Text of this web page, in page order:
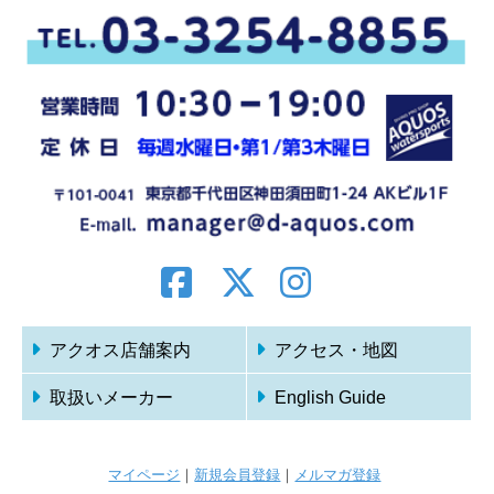
アクオス店舗案内 アクセス・地図
取扱いメーカー English Guide
マイページ ｜ 新規会員登録 ｜ メルマガ登録